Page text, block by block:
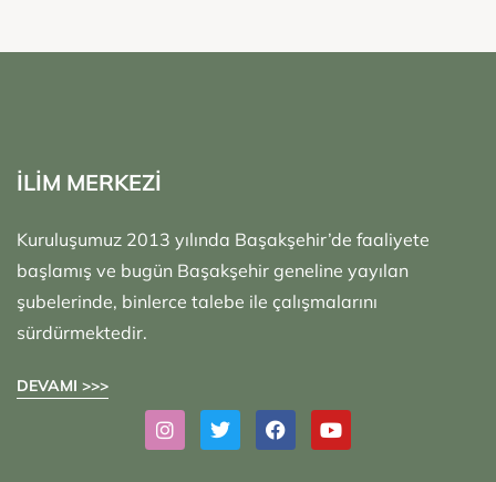
İLİM MERKEZİ
Kuruluşumuz 2013 yılında Başakşehir’de faaliyete
başlamış ve bugün Başakşehir geneline yayılan
şubelerinde, binlerce talebe ile çalışmalarını
sürdürmektedir.
DEVAMI >>>